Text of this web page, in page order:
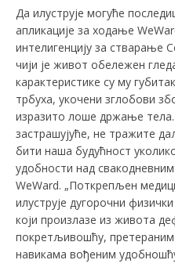
Да илуструје могуће
апликације за ходање
интелигенцију за стварање
чији је живот обележен
карактеристике су му
трбуха, укочени зглобови
изразито лоше држање
застрашујуће, не тражите
бити наша будућност
удобности над
WеWаrd. „Поткрепљен
илуструје дугорочни
који произлазе из живота
покретљивошћу,
навикама вођеним